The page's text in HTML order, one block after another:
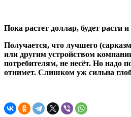
Пока растет доллар, будет расти
Получается, что лучшего
или другим устройством
потребителям, не несёт. Но надо
отнимет. Слишком уж сильна